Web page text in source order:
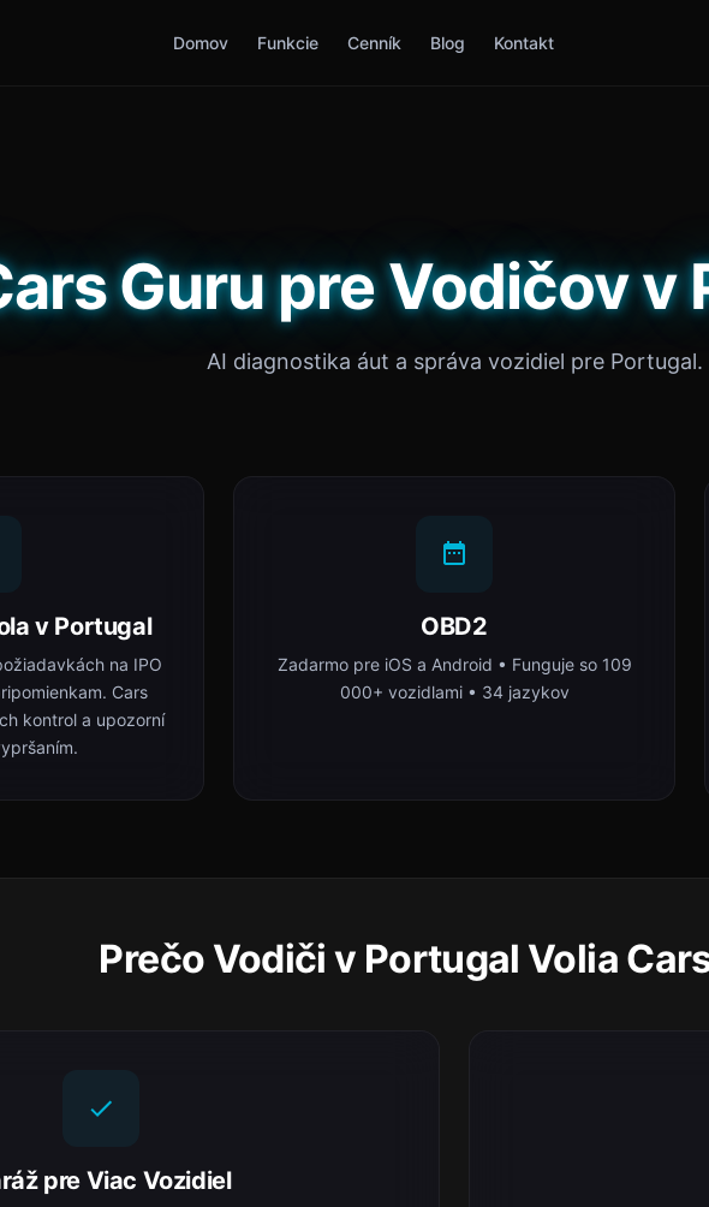
Domov Funkcie Cenník Blog Kontakt
Guru pre Vodičov v
AI diagnostika áut a správa vozidiel pre Portugal.
v Portugal
na IPO
Cars
kontrol a upozorní
OBD2
Zadarmo pre iOS a Android • Funguje so 109
000+ vozidlami • 34 jazykov
Prečo Vodiči v Portugal Volia
pre Viac Vozidiel